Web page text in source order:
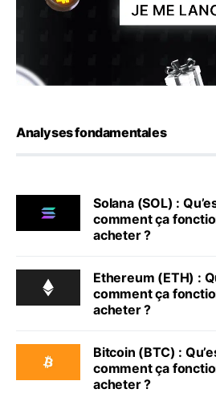
Analyses fondamentales
Solana (SOL) :
comment ça
acheter ?
Ethereum (ETH) :
comment ça
acheter ?
Bitcoin (BTC) :
comment ça
acheter ?